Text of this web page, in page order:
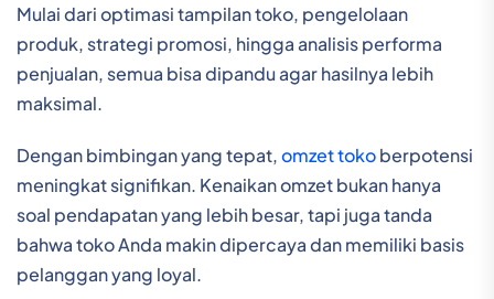
Mulai dari optimasi tampilan toko, pengelolaan
produk, strategi promosi, hingga analisis performa
penjualan, semua bisa dipandu agar hasilnya lebih
maksimal.
Dengan bimbingan yang tepat,omzet tokoberpotensi
meningkat signifikan. Kenaikan omzet bukan hanya
soal pendapatan yang lebih besar, tapi juga tanda
bahwa toko Anda makin dipercaya dan memiliki basis
pelanggan yang loyal.